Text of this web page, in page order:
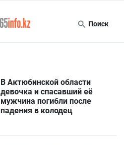
Поиск
В Актюбинской области
девочка и спасавший её
мужчина погибли после
падения в колодец